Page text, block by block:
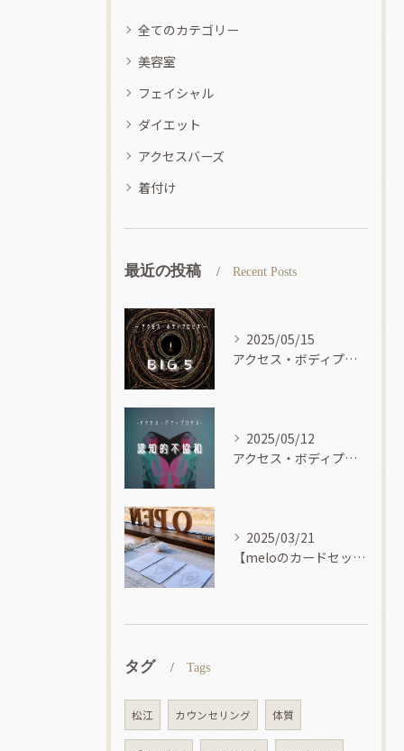
全てのカテゴリー
美容室
フェイシャル
ダイエット
アクセスバーズ
着付け
最近の投稿 Recent Posts
2025/05/15
アクセス・ボディプロセス
2025/05/12
アクセス・ボディプロセス
2025/03/21
【meloのカードセッション】
タグ Tags
松江 カウンセリング 体質